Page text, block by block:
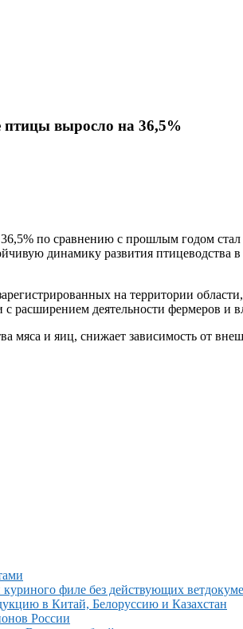
птицы выросло на 36,5%
по сравнению с прошлым годом
динамику развития
на территории
деятельности фермеров и
мяса и яиц, снижает зависимость от
филе без действующих
в Китай, Белоруссию и Казахстан
России